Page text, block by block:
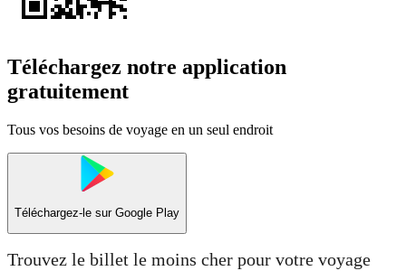
Téléchargez notre application
gratuitement
Tous vos besoins de voyage en un seul endroit
Téléchargez-le sur Google Play
Trouvez le billet le moins cher pour votre voyage